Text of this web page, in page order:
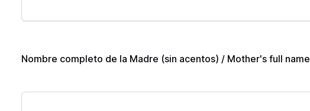
Nombre completo de la Madre (sin acentos) / Mother's full name